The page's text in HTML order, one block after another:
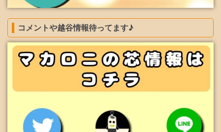
コメントや越谷情報待ってます♪